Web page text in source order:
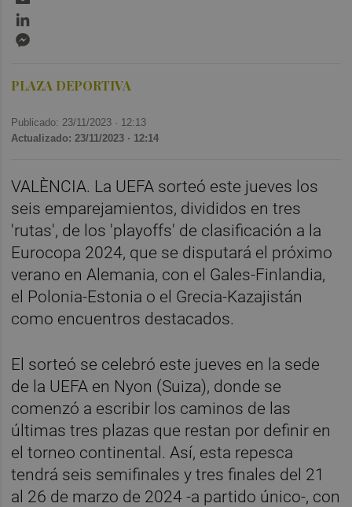
PLAZA DEPORTIVA
Publicado: 23/11/2023 · 12:13
Actualizado: 23/11/2023 · 12:14
VALÈNCIA. La UEFA sorteó este jueves los
seis emparejamientos, divididos en tres
'rutas', de los 'playoffs' de clasificación a la
Eurocopa 2024, que se disputará el próximo
verano en Alemania, con el Gales-Finlandia,
el Polonia-Estonia o el Grecia-Kazajistán
como encuentros destacados.
El sorteó se celebró este jueves en la sede
de la UEFA en Nyon (Suiza), donde se
comenzó a escribir los caminos de las
últimas tres plazas que restan por definir en
el torneo continental. Así, esta repesca
tendrá seis semifinales y tres finales del 21
al 26 de marzo de 2024 -a partido único-, con